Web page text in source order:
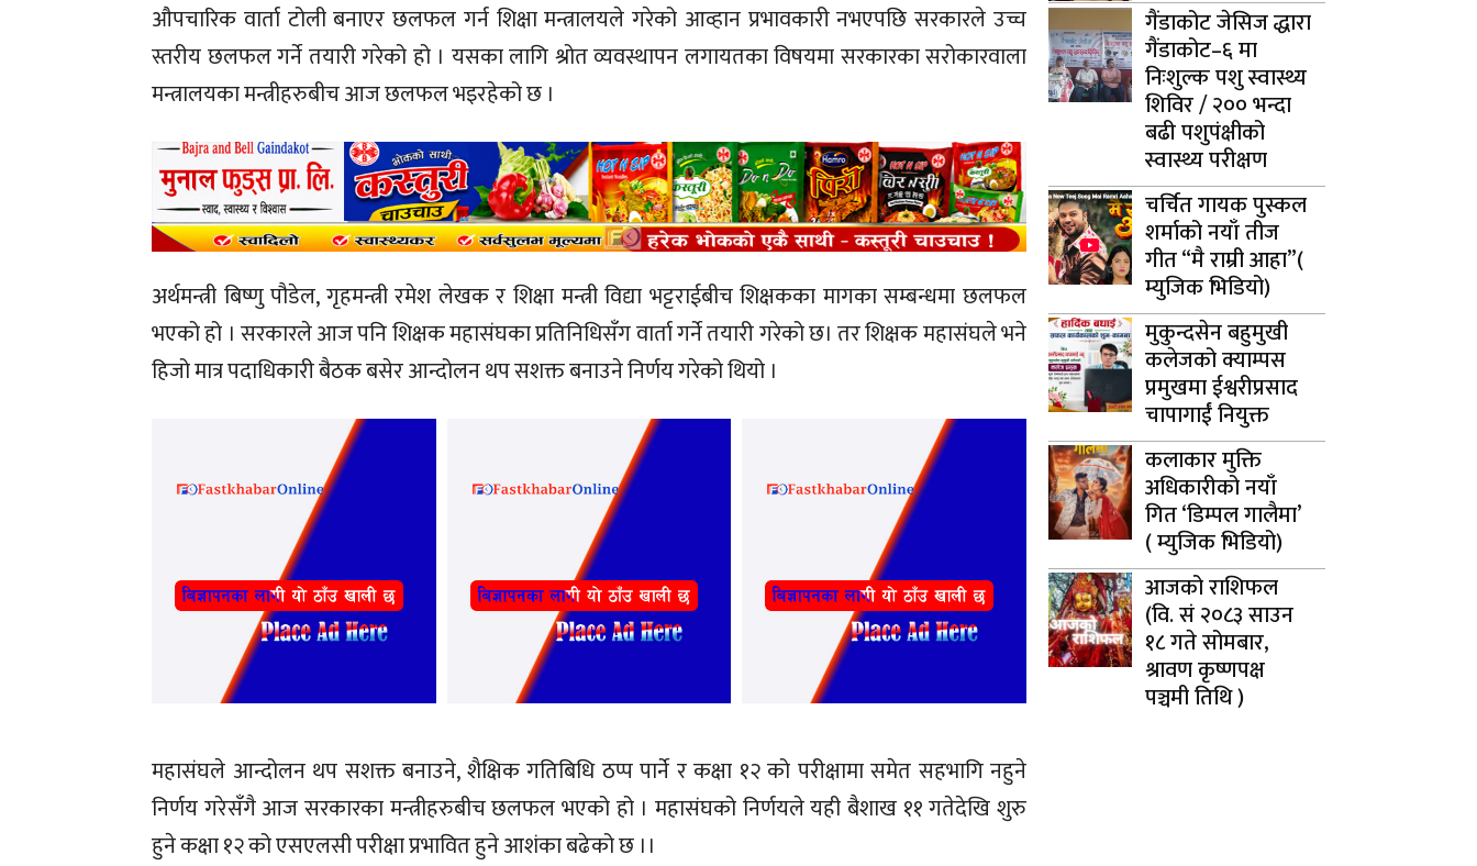
औपचारिक वार्ता टोली बनाएर छलफल गर्न शिक्षा मन्त्रालयले गरेको आव्हान प्रभावकारी नभएपछि सरकारले उच्च
स्तरीय छलफल गर्ने तयारी गरेको हो । यसका लागि श्रोत व्यवस्थापन लगायतका विषयमा सरकारका सरोकारवाला
मन्त्रालयका मन्त्रीहरुबीच आज छलफल भइरहेको छ ।
अर्थमन्त्री बिष्णु पौडेल, गृहमन्त्री रमेश लेखक र शिक्षा मन्त्री विद्या भट्टराईबीच शिक्षकका मागका सम्बन्धमा छलफल
भएको हो । सरकारले आज पनि शिक्षक महासंघका प्रतिनिधिसँग वार्ता गर्ने तयारी गरेको छ। तर शिक्षक महासंघले भने
हिजो मात्र पदाधिकारी बैठक बसेर आन्दोलन थप सशक्त बनाउने निर्णय गरेको थियो ।
महासंघले आन्दोलन थप सशक्त बनाउने, शैक्षिक गतिबिधि ठप्प पार्ने र कक्षा १२ को परीक्षामा समेत सहभागि नहुने
निर्णय गरेसँगै आज सरकारका मन्त्रीहरुबीच छलफल भएको हो । महासंघको निर्णयले यही बैशाख ११ गतेदेखि शुरु
हुने कक्षा १२ को एसएलसी परीक्षा प्रभावित हुने आशंका बढेको छ ।।
गैंडाकोट जेसिज द्धारा
गैंडाकोट–६ मा
निःशुल्क पशु स्वास्थ्य
शिविर / २०० भन्दा
बढी पशुपंक्षीको
स्वास्थ्य परीक्षण
चर्चित गायक पुस्कल
शर्माको नयाँ तीज
गीत “मै राम्री आहा”(
म्युजिक भिडियो)
मुकुन्दसेन बहुमुखी
कलेजको क्याम्पस
प्रमुखमा ईश्वरीप्रसाद
चापागाईं नियुक्त
कलाकार मुक्ति
अधिकारीको नयाँ
गित ‘डिम्पल गालैमा’
( म्युजिक भिडियो)
आजको राशिफल
(वि. सं २०८३ साउन
१८ गते सोमबार,
श्रावण कृष्णपक्ष
पञ्चमी तिथि )